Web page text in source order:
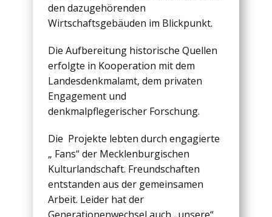
den dazugehörenden
Wirtschaftsgebäuden im Blickpunkt.
Die Aufbereitung historische Quellen
erfolgte in Kooperation mit dem
Landesdenkmalamt, dem privaten
Engagement und
denkmalpflegerischer Forschung.
Die Projekte lebten durch engagierte
„ Fans“ der Mecklenburgischen
Kulturlandschaft. Freundschaften
entstanden aus der gemeinsamen
Arbeit. Leider hat der